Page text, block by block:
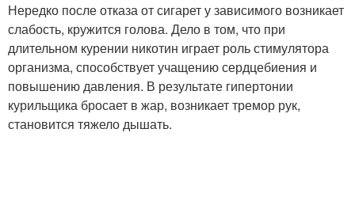
Нередко после отказа от сигарет у зависимого возникает
слабость, кружится голова. Дело в том, что при
длительном курении никотин играет роль стимулятора
организма, способствует учащению сердцебиения и
повышению давления. В результате гипертонии
курильщика бросает в жар, возникает тремор рук,
становится тяжело дышать.